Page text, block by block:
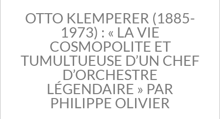
OTTO KLEMPERER (1885-
1973) : « LA VIE
COSMOPOLITE ET
TUMULTUEUSE D’UN CHEF
D’ORCHESTRE
LÉGENDAIRE » PAR
PHILIPPE OLIVIER